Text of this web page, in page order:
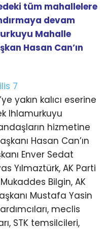
tüm mahallelere
devam
Mahalle
Hasan Can’ın
yakın kalıcı eserine
Ihlamurkuyu
hizmetine
Hasan Can’ın
Enver Sedat
Yılmaztürk, AK Parti
Bilgin, AK
Mustafa Yasin
meclis
STK temsilcileri,